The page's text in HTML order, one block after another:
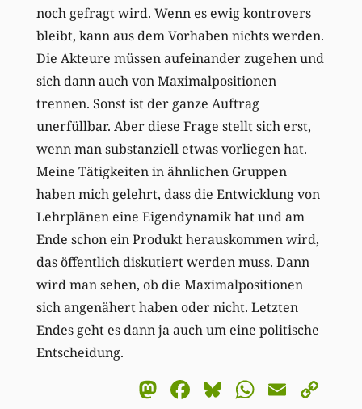
noch gefragt wird. Wenn es ewig kontrovers
bleibt, kann aus dem Vorhaben nichts werden.
Die Akteure müssen aufeinander zugehen und
sich dann auch von Maximalpositionen
trennen. Sonst ist der ganze Auftrag
unerfüllbar. Aber diese Frage stellt sich erst,
wenn man substanziell etwas vorliegen hat.
Meine Tätigkeiten in ähnlichen Gruppen
haben mich gelehrt, dass die Entwicklung von
Lehrplänen eine Eigendynamik hat und am
Ende schon ein Produkt herauskommen wird,
das öffentlich diskutiert werden muss. Dann
wird man sehen, ob die Maximalpositionen
sich angenähert haben oder nicht. Letzten
Endes geht es dann ja auch um eine politische
Entscheidung.
Mastodon
Facebook
BlueskyEmail